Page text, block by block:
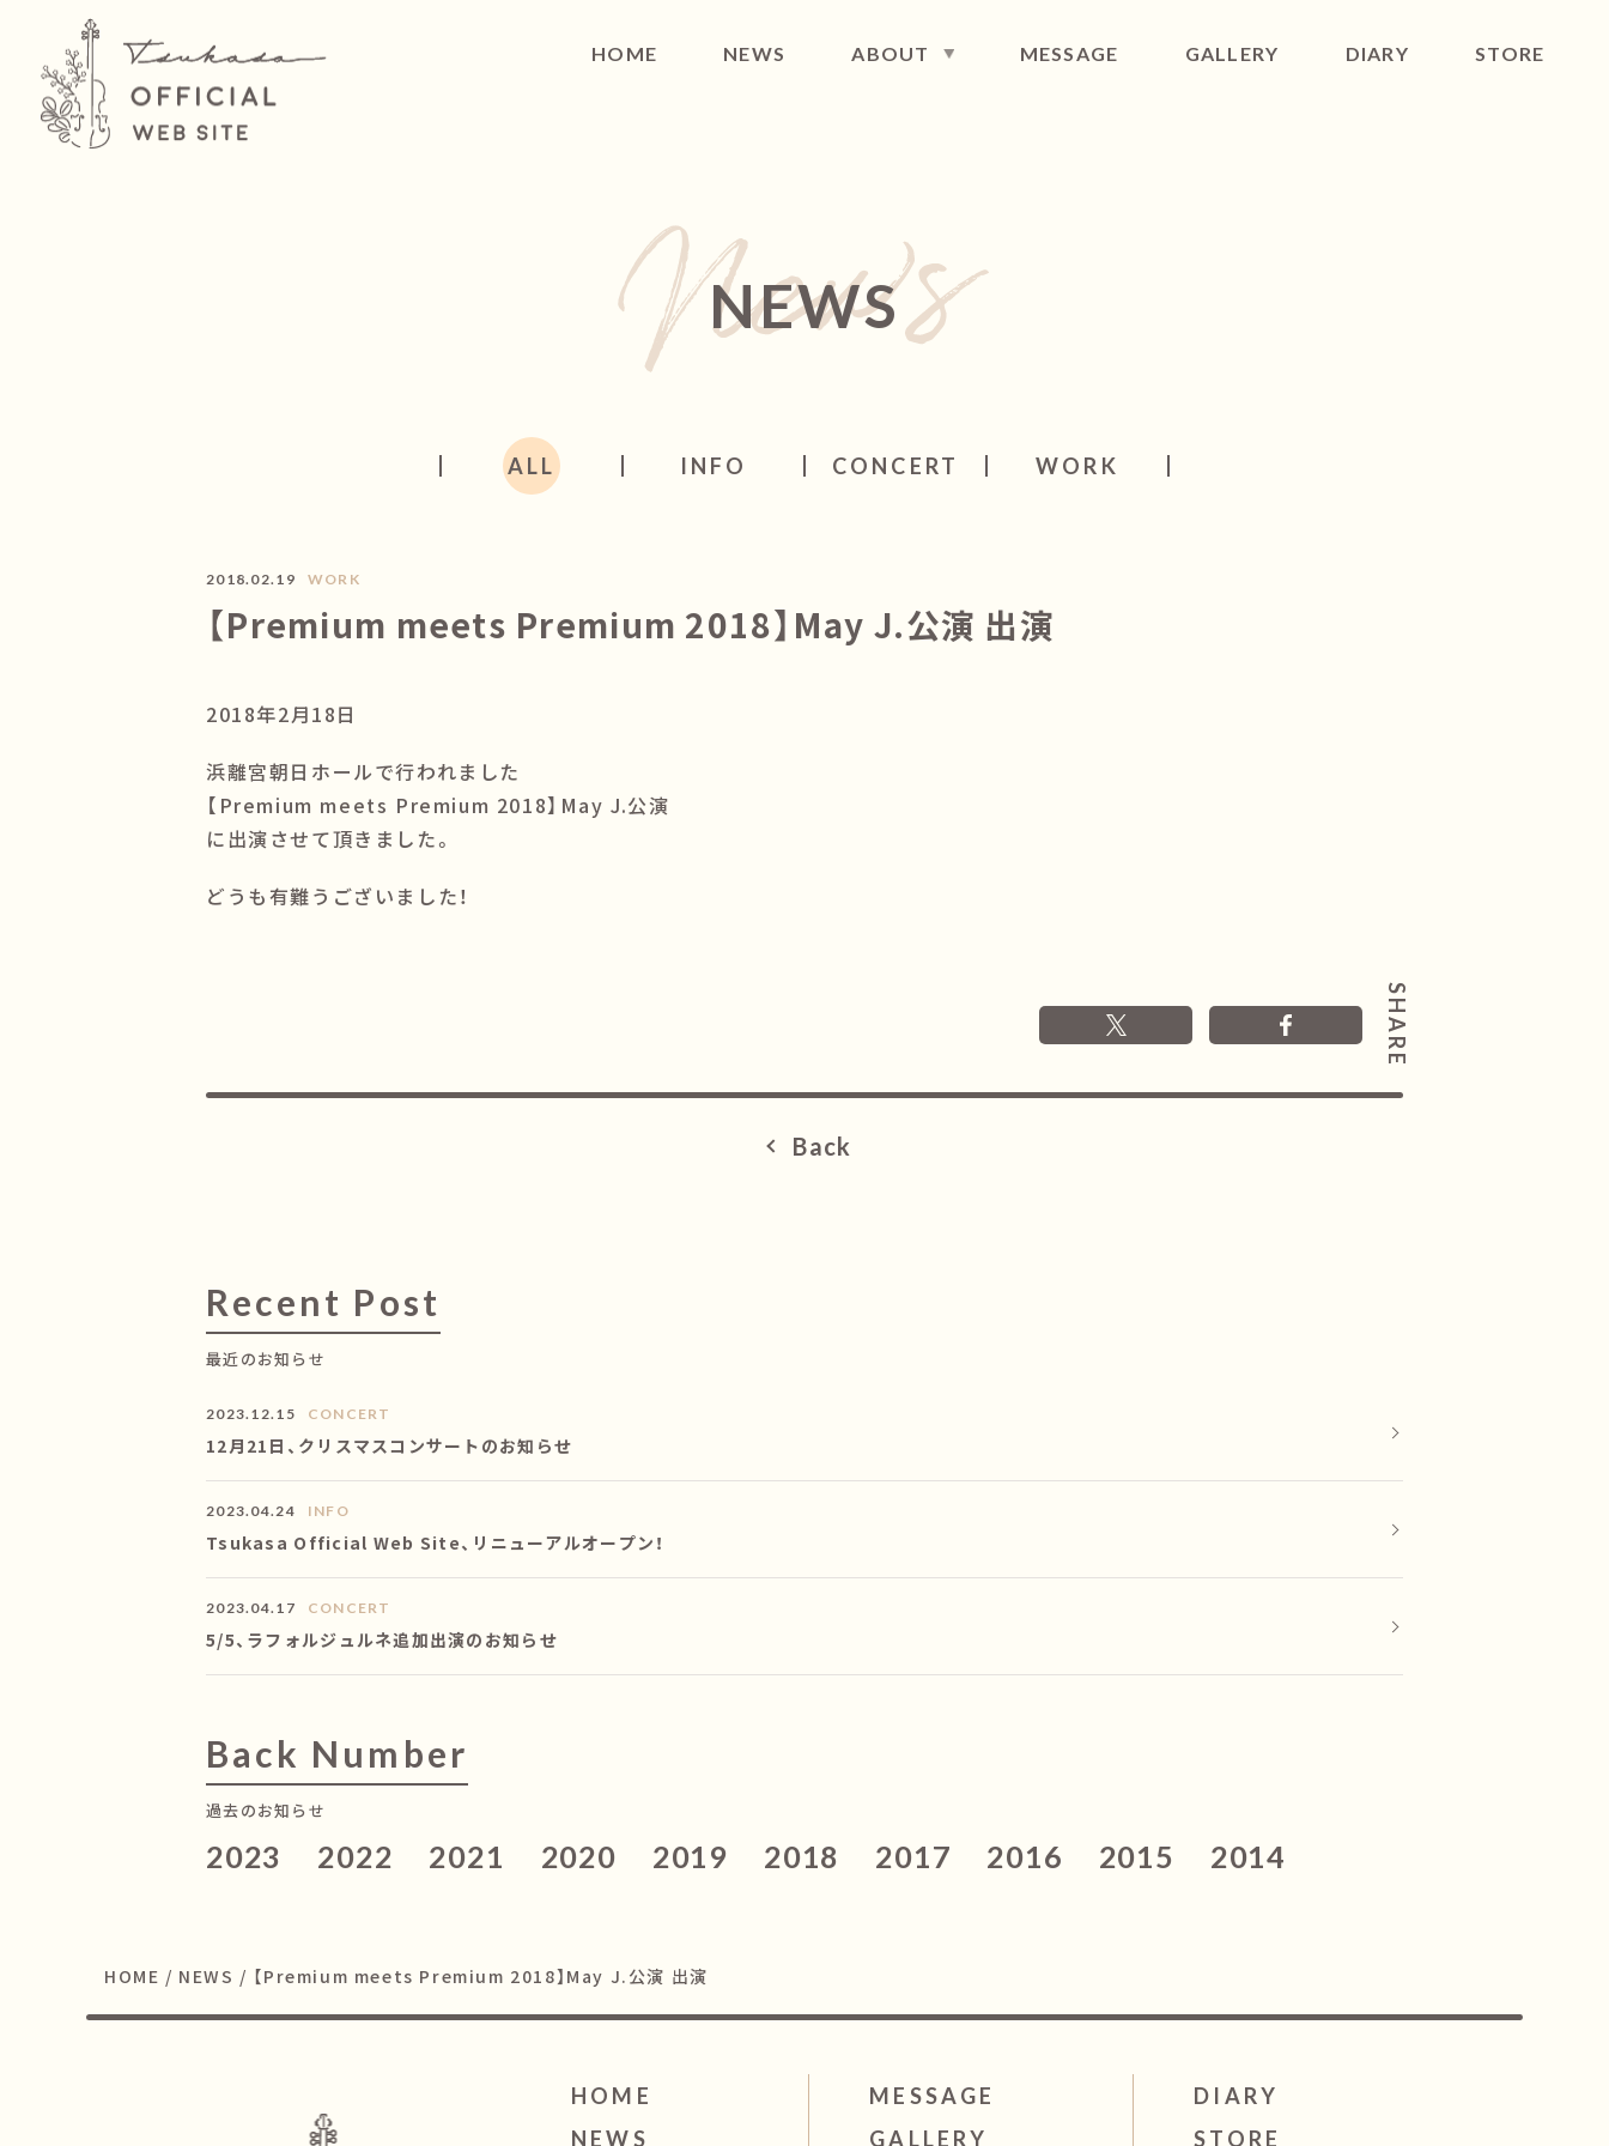
HOME NEWS ABOUT MESSAGE GALLERY DIARY
STORE
NEWS
ALL INFO CONCERT WORK
2018.02.19 WORK
【Premium meets Premium 2018】May J.公演 出演
2018年2月18日
浜離宮朝日ホールで行われました
【Premium meets Premium 2018】May J.公演
に出演させて頂きました。
どうも有難うございました！
Back
Recent Post
最近のお知らせ
2023.12.15 CONCERT
12月21日、クリスマスコンサートのお知らせ
2023.04.24 INFO
Tsukasa Official Web Site、リニューアルオープン！
2023.04.17 CONCERT
5/5、ラフォルジュルネ追加出演のお知らせ
Back Number
過去のお知らせ
2023 2022 2021 2020 2019 2018 2017 2016 2015 2014
HOME / NEWS / 【Premium meets Premium 2018】May J.公演 出演
HOME
NEWS
MESSAGE
GALLERY
DIARY
STORE